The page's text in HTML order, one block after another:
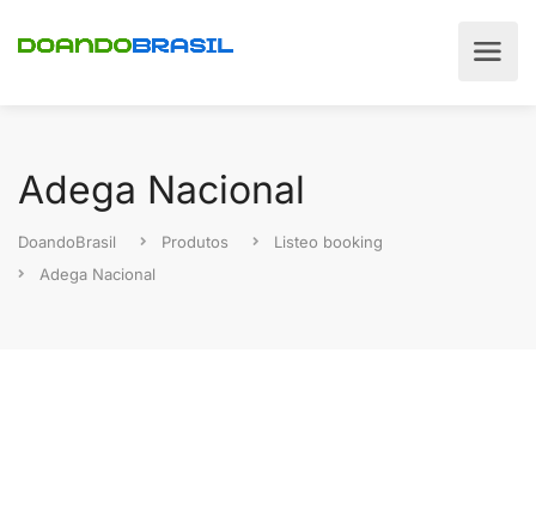
Adega Nacional
DoandoBrasil Produtos
Listeo booking
Adega Nacional